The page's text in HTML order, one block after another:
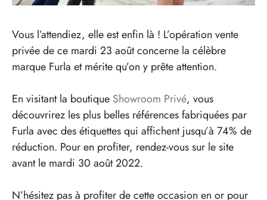
Vous l’attendiez, elle est enfin là ! L’opération vente
privée de ce mardi 23 août concerne la célèbre
marque Furla et mérite qu’on y prête attention.
En visitant la boutique Showroom Privé, vous
découvrirez les plus belles références fabriquées par
Furla avec des étiquettes qui affichent jusqu’à 74% de
réduction. Pour en profiter, rendez-vous sur le site
avant le mardi 30 août 2022.
N’hésitez pas à profiter de cette occasion en or pour